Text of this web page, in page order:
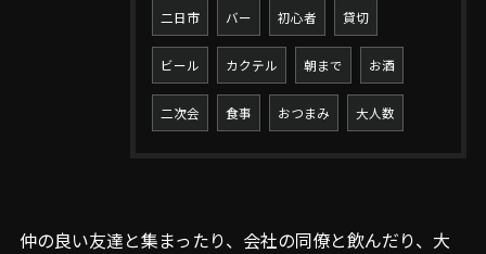
二日市 バー 初心者 貸切
ビール カクテル 朝まで お酒
二次会 食事 おつまみ 大人数
仲の良い友達と集まったり、会社の同僚と飲んだり、大